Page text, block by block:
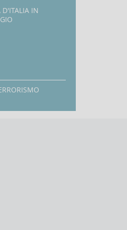
D'ITALIA IN